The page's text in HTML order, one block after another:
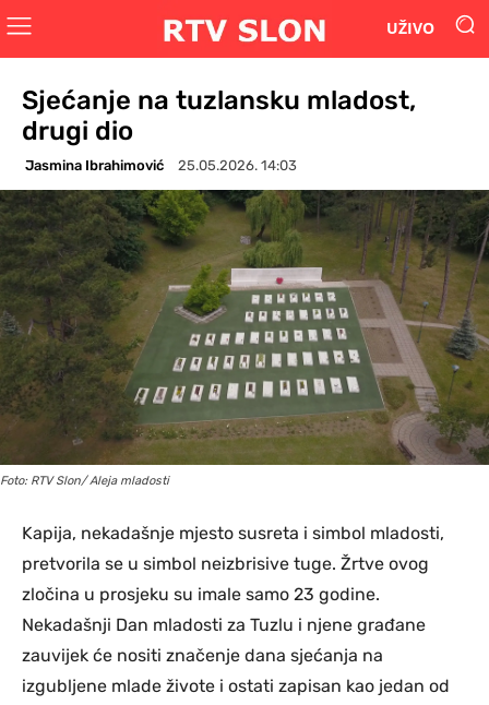
UŽIVO
Sjećanje na tuzlansku mladost,
drugi dio
Jasmina Ibrahimović 25.05.2026. 14:03
Foto: RTV Slon/ Aleja mladosti
Kapija, nekadašnje mjesto susreta i simbol mladosti,
pretvorila se u simbol neizbrisive tuge. Žrtve ovog
zločina u prosjeku su imale samo 23 godine.
Nekadašnji Dan mladosti za Tuzlu i njene građane
zauvijek će nositi značenje dana sjećanja na
izgubljene mlade živote i ostati zapisan kao jedan od